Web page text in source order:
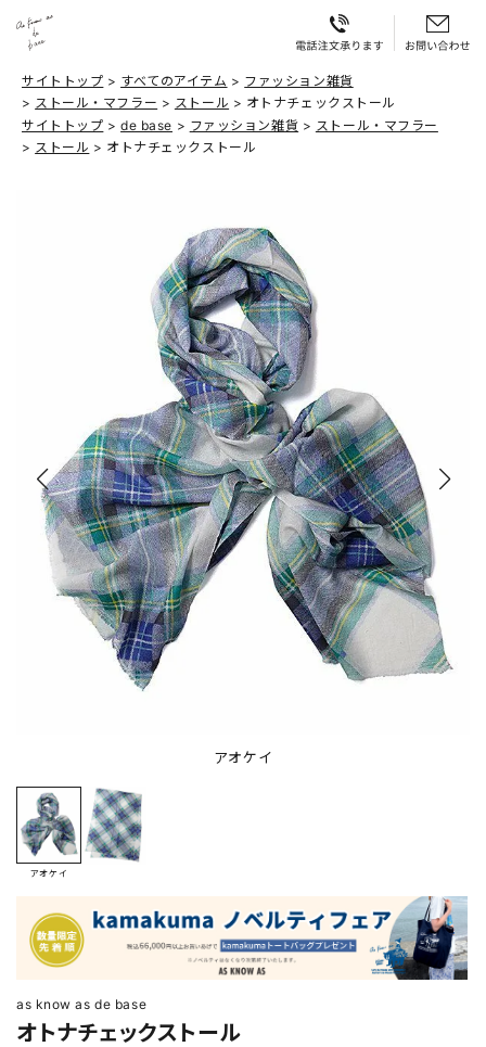
サイトトップ すべてのアイテム
ファッション雑貨
ストール・マフラー
ストール
オトナチェックストール
サイトトップ
de base ファッション雑貨
ストール・マフラー
ストール
オトナチェックストール
アオケイ
アオケイ
as know as de base
オトナチェックストール